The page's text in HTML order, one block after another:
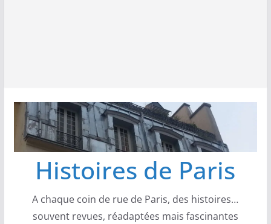
Histoires de Paris
A chaque coin de rue de Paris, des histoires…
souvent revues, réadaptées mais fascinantes